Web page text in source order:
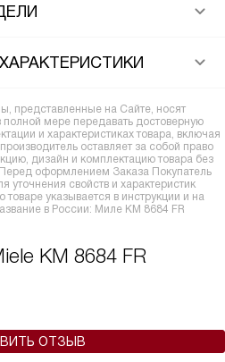
представленные на Сайте, носят
полной мере передавать достоверную
и характеристиках товара, включая
оставляет за собой право
дизайн и комплектацию товара без
оформлением Заказа Покупатель
уточнения свойств и характеристик
указывается в инструкции и на
в России: Миле KM 8684 FR
KM 8684 FR
ОТЗЫВ